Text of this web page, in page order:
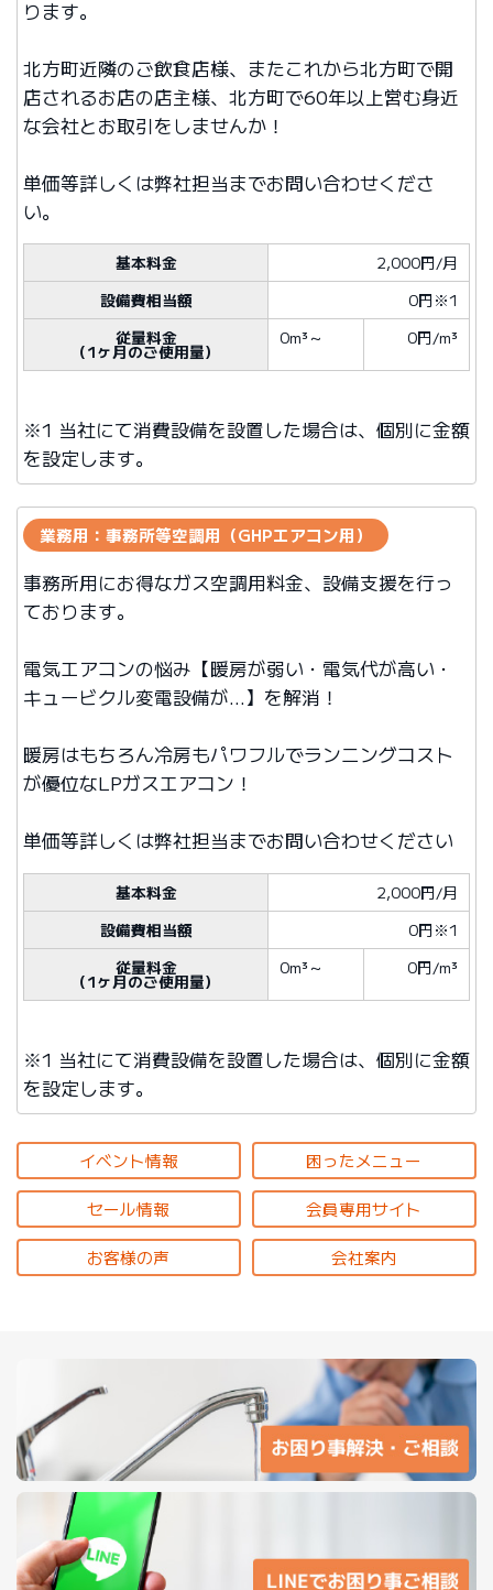
ります。
北方町近隣のご飲食店様、またこれから北方町で開
店されるお店の店主様、北方町で60年以上営む身近
な会社とお取引をしませんか！
単価等詳しくは弊社担当までお問い合わせくださ
い。
基本料金
2,000円/月
設備費相当額
0円※1
従量料金
（1ヶ月のご使用量）
0m³ ～ 0円/m³
※1 当社にて消費設備を設置した場合は、個別に金額
を設定します。
業務用：事務所等空調用（GHPエアコン用）
事務所用にお得なガス空調用料金、設備支援を行っ
ております。
電気エアコンの悩み【暖房が弱い・電気代が高い・
キュービクル変電設備が…】を解消！
暖房はもちろん冷房もパワフルでランニングコスト
が優位なLPガスエアコン！
単価等詳しくは弊社担当までお問い合わせください
基本料金
2,000円/月
設備費相当額
0円※1
従量料金
（1ヶ月のご使用量）
0m³ ～ 0円/m³
※1 当社にて消費設備を設置した場合は、個別に金額
を設定します。
イベント情報 困ったメニュー
セール情報 会員専用サイト
お客様の声 会社案内